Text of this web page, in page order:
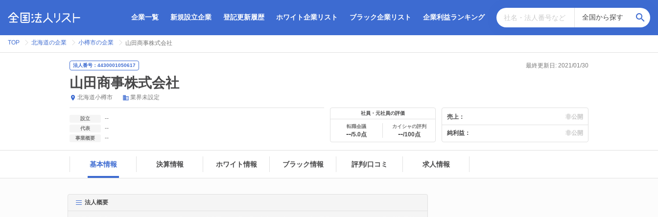
企業一覧 新規設立企業 登記更新履歴 ホワイト企業リスト ブラック企業リスト 企業利益ランキング
TOP 北海道の企業 小樽市の企業 山田商事株式会社
法人番号：4430001050617 最終更新日: 2021/01/30
山田商事株式会社
北海道小樽市 業界未設定
設立 --
代表 --
事業概要 --
社員・元社員の評価
転職会議
--/5.0点
カイシャの評判
--/100点
売上： 非公開
純利益： 非公開
基本情報 決算情報 ホワイト情報 ブラック情報 評判/口コミ 求人情報
法人概要